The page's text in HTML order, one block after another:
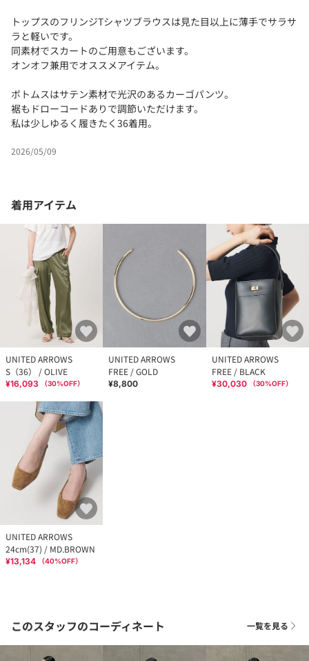
トップスのフリンジTシャツブラウスは見た目以上に薄手でサラサ
ラと軽いです。
同素材でスカートのご用意もございます。
オンオフ兼用でオススメアイテム。
ボトムスはサテン素材で光沢のあるカーゴパンツ。
裾もドローコードありで調節いただけます。
私は少しゆるく履きたく36着用。
2026/05/09
着用アイテム
UNITED ARROWS
S（36） / OLIVE
¥16,093 （30%OFF）
UNITED ARROWS
FREE / GOLD
¥8,800
UNITED ARROWS
FREE / BLACK
¥30,030 （30%OFF）
UNITED ARROWS
24cm(37) / MD.BROWN
¥13,134 （40%OFF）
このスタッフのコーディネート 一覧を見る